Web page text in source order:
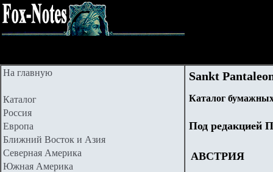
На главную
Каталог
Россия
Европа
Ближний Восток и Азия
Северная Америка
Южная Америка
Sankt
Каталог
Под редакцией
АВСТРИЯ